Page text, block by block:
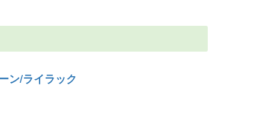
ン/ライラック